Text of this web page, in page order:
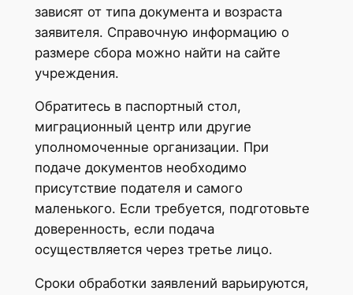
зависят от типа документа и возраста
заявителя. Справочную информацию о
размере сбора можно найти на сайте
учреждения.
Обратитесь в паспортный стол,
миграционный центр или другие
уполномоченные организации. При
подаче документов необходимо
присутствие подателя и самого
маленького. Если требуется, подготовьте
доверенность, если подача
осуществляется через третье лицо.
Сроки обработки заявлений варьируются,